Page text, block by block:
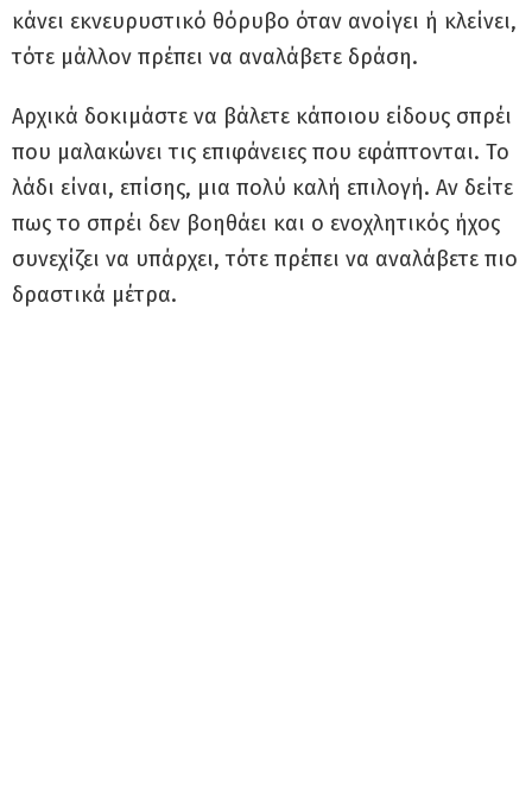
κάνει εκνευρυστικό θόρυβο όταν ανοίγει ή κλείνει,
τότε μάλλον πρέπει να αναλάβετε δράση.
Αρχικά δοκιμάστε να βάλετε κάποιου είδους σπρέι
που μαλακώνει τις επιφάνειες που εφάπτονται. Το
λάδι είναι, επίσης, μια πολύ καλή επιλογή. Αν δείτε
πως το σπρέι δεν βοηθάει και ο ενοχλητικός ήχος
συνεχίζει να υπάρχει, τότε πρέπει να αναλάβετε πιο
δραστικά μέτρα.